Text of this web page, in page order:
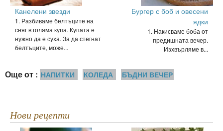
Канелени звезди
1. Разбиваме белтъците на
сняг в голяма купа. Купата е
нужно да е суха. За да стегнат
белтъците, може...
Бургер с боб и овесени
ядки
1. Накисваме боба от
предишната вечер.
Изхвърляме в...
Още от : НАПИТКИ КОЛЕДА БЪДНИ ВЕЧЕР
Нови рецепти